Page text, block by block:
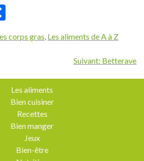
corps gras Les aliments de A à Z
Suivant: Betterave
Les aliments
Bien cuisiner
Recettes
Bien manger
Jeux
Bien-être